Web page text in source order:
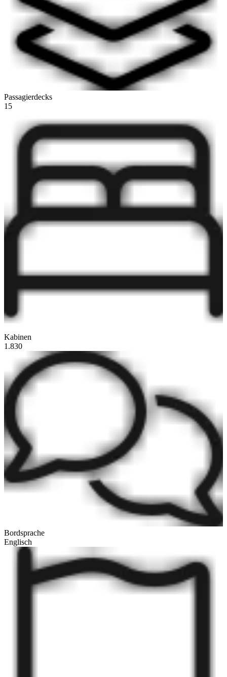
Passagierdecks
15
Kabinen
1.830
Bordsprache
Englisch